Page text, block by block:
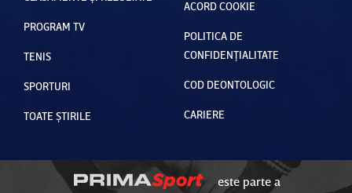
PROGRAM TV
TENIS
SPORTURI
TOATE ȘTIRILE
ACORD COOKIE
POLITICA DE
CONFIDENȚIALITATE
COD DEONTOLOGIC
CARIERE
este parte a